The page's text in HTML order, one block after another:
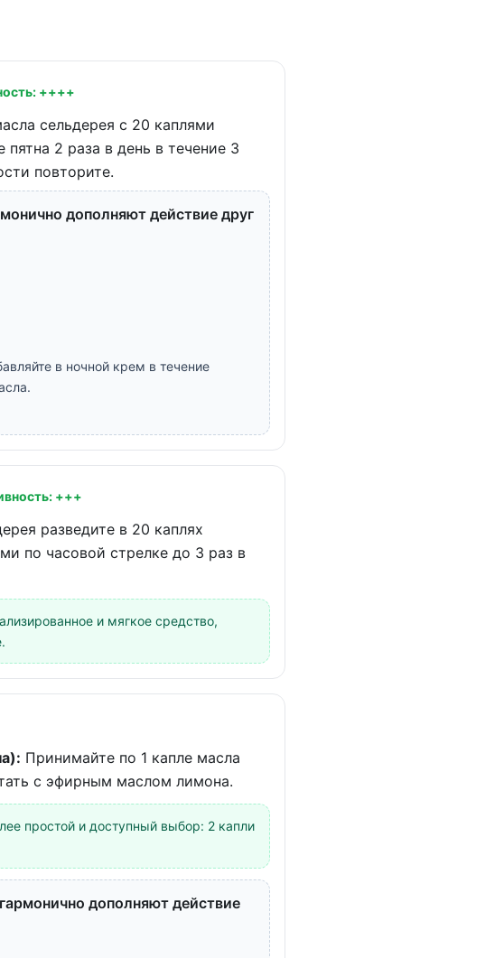
++++
сельдерея с 20 каплями
2 раза в день в течение 3
повторите.
дополняют действие друг
в ночной крем в течение
+++
разведите в 20 каплях
по часовой стрелке до 3 раз в
и мягкое средство,
Принимайте по 1 капле масла
с эфирным маслом лимона.
простой и доступный выбор: 2 капли
дополняют действие